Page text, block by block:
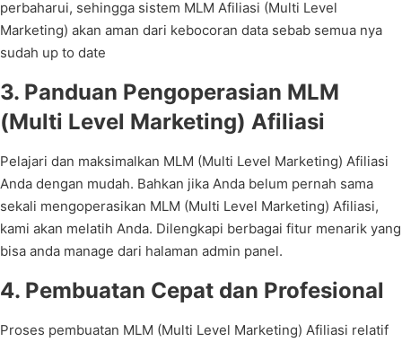
perbaharui, sehingga sistem MLM Afiliasi (Multi Level
Marketing) akan aman dari kebocoran data sebab semua nya
sudah up to date
3. Panduan Pengoperasian MLM
(Multi Level Marketing) Afiliasi
Pelajari dan maksimalkan MLM (Multi Level Marketing) Afiliasi
Anda dengan mudah. Bahkan jika Anda belum pernah sama
sekali mengoperasikan MLM (Multi Level Marketing) Afiliasi,
kami akan melatih Anda. Dilengkapi berbagai fitur menarik yang
bisa anda manage dari halaman admin panel.
4. Pembuatan Cepat dan Profesional
Proses pembuatan MLM (Multi Level Marketing) Afiliasi relatif